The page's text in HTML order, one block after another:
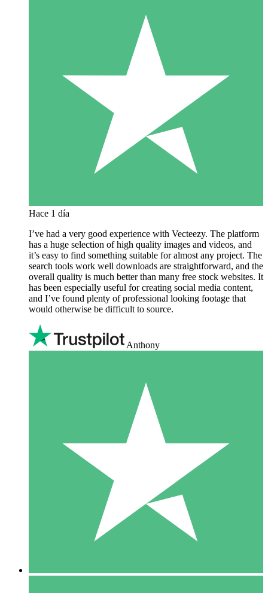
Hace 1 día
I’ve had a very good experience with Vecteezy. The platform
has a huge selection of high quality images and videos, and
it’s easy to find something suitable for almost any project. The
search tools work well downloads are straightforward, and the
overall quality is much better than many free stock websites. It
has been especially useful for creating social media content,
and I’ve found plenty of professional looking footage that
would otherwise be difficult to source.
Anthony